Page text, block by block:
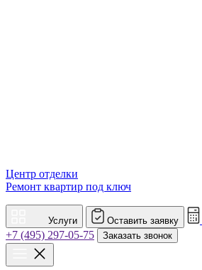
Центр отделки
Ремонт квартир под ключ
Услуги Оставить заявку
+7 (495) 297-05-75
Заказать звонок